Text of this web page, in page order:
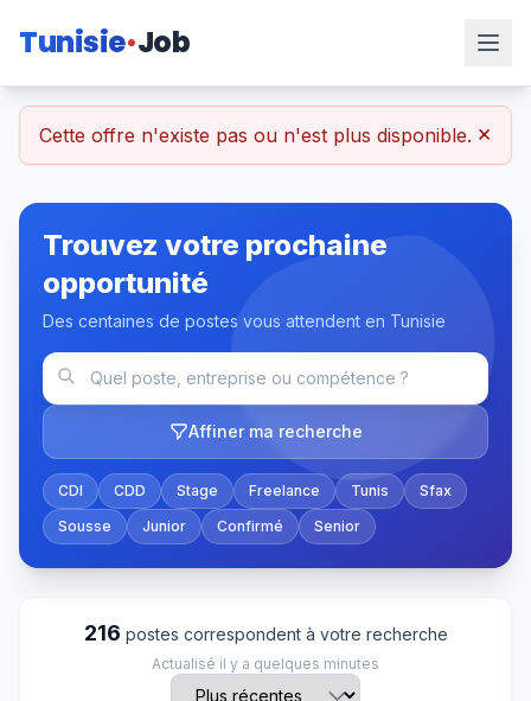
Tunisie Job
Cette offre n'existe pas ou n'est plus disponible. ×
Trouvez votre prochaine
opportunité
Des centaines de postes vous attendent en Tunisie
Affiner ma recherche
CDI CDD Stage Freelance Tunis
Sfax
Sousse
Junior Confirmé Senior
216 postes correspondent à votre recherche
Actualisé il y a quelques minutes